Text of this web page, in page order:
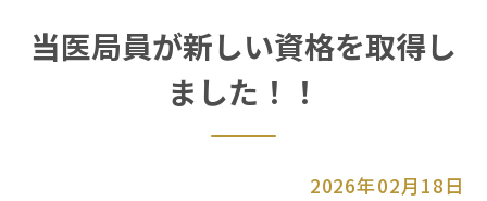
当医局員が新しい資格を取得し
ました！！
2026年02月18日